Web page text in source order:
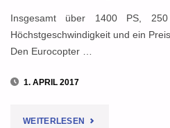
Insgesamt über 1400 PS,
Höchstgeschwindigkeit und ein
Den Eurocopter …
1. APRIL 2017
WEITERLESEN "CHRISTOPH